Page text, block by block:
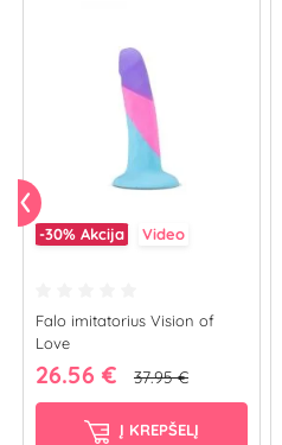
-30% Akcija Video
Falo imitatorius Vision of
Love
26.56 € 37.95 €
Į KREPŠELĮ